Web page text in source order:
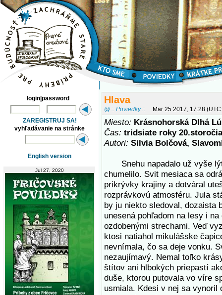
login|password
ZAREGISTRUJ SA!
vyhľadávanie na stránke
English version
Jul 27, 2020
Hlava
@ :: Poviedky :: Mar 25 2017, 17:28
Miesto: Krásnohorská Dlhá
Čas: tridsiate roky 20.storočia
Autori: Silvia Bolčová,
Snehu napadalo už vyše
chumelilo. Svit mesiaca sa
prikrývky krajiny a dotváral
rozprávkovú atmosféru. Jula
by ju niekto sledoval, dozaista
unesená pohľadom na lesy i na
ozdobenými strechami. Veď
ktosi natiahol mikulášske
nevnímala, čo sa deje vonku.
nezaujímavý. Nemal toľko
štítov ani hlbokých priepastí
duše, ktorou putovala vo víre
usmiala. Kdesi v nej sa vynoril